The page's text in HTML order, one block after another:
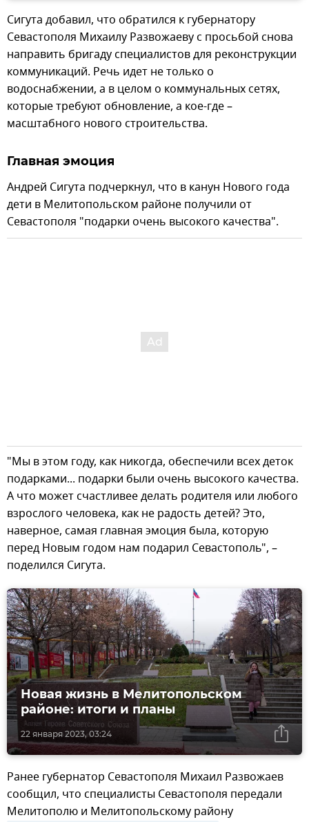
Сигута добавил, что обратился к губернатору
Севастополя Михаилу Развожаеву с просьбой снова
направить бригаду специалистов для реконструкции
коммуникаций. Речь идет не только о
водоснабжении, а в целом о коммунальных сетях,
которые требуют обновление, а кое-где –
масштабного нового строительства.
Главная эмоция
Андрей Сигута подчеркнул, что в канун Нового года
дети в Мелитопольском районе получили от
Севастополя "подарки очень высокого качества".
"Мы в этом году, как никогда, обеспечили всех деток
подарками... подарки были очень высокого качества.
А что может счастливее делать родителя или любого
взрослого человека, как не радость детей? Это,
наверное, самая главная эмоция была, которую
перед Новым годом нам подарил Севастополь", –
поделился Сигута.
22 января 2023, 03:24
Новая жизнь в Мелитопольском
районе: итоги и планы
Ранее губернатор Севастополя Михаил Развожаев
сообщил, что специалисты Севастополя передали
Мелитополю и Мелитопольскому району